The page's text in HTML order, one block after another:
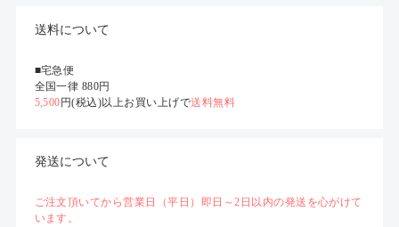
送料について
■宅急便
全国一律 880円
5,500 円(税込)以上お買い上げで送料無料
発送について
ご注文頂いてから営業日（平日）即日～2日以内の発送を心がけて
います。